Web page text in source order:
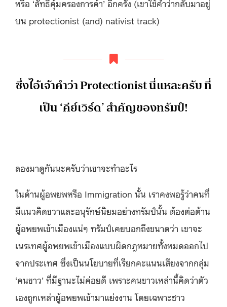
หรือ ‘ลัทธิคุ้มครองการค้า’ อีกครั้ง (เขาใช้คำว่ากลับมาอยู่
บน protectionist (and) nativist track)
ซึ่งไอ้เจ้าคำว่า Protectionist นี่แหละครับ ที่
เป็น ‘คีย์เวิร์ด’ สำคัญของทรัมป์!
ลองมาดูกันนะครับว่าเขาจะทำอะไร
ในด้านผู้อพยพหรือ Immigration นั้น เราคงพอรู้ว่าคนที่
มีแนวคิดขวาและอนุรักษ์นิยมอย่างทรัมป์นั้น ต้องต่อต้าน
ผู้อพยพเข้าเมืองแน่ๆ ทรัมป์เคยบอกถึงขนาดว่า เขาจะ
เนรเทศผู้อพยพเข้าเมืองแบบผิดกฎหมายทั้งหมดออกไป
จากประเทศ ซึ่งเป็นนโยบายที่เรียกคะแนนเสียงจากกลุ่ม
‘คนขาว’ ที่มีฐานะไม่ค่อยดี เพราะคนขาวเหล่านี้คิดว่าตัว
เองถูกเหล่าผู้อพยพเข้ามาแย่งงาน โดยเฉพาะชาว